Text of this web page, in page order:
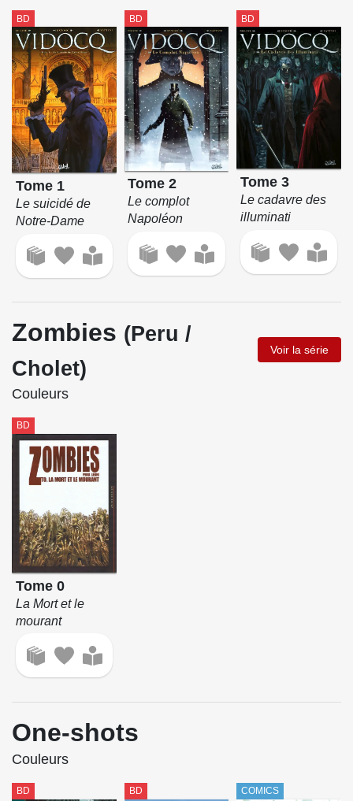
BD
Tome 1
Le suicidé de
Notre-Dame
BD
Tome 2
Le complot
Napoléon
BD
Tome 3
Le cadavre des
illuminati
Zombies (Peru /
Cholet)
Voir la série
Couleurs
BD
Tome 0
La Mort et le
mourant
One-shots
Couleurs
BD BD COMICS